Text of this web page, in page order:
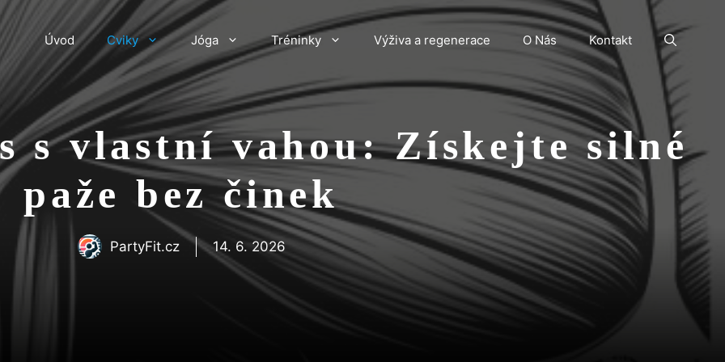
Úvod Cviky Jóga Tréninky Výživa a regenerace O Nás Kontakt
s vlastní vahou: Získejte silné
paže bez činek
PartyFit.cz 14. 6. 2026